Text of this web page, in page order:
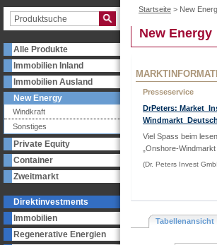
Alle Produkte
Immobilien Inland
Immobilien Ausland
New Energy
Windkraft
Sonstiges
Private Equity
Container
Zweitmarkt
Direktinvestments
Immobilien
Regenerative Energien
Startseite > New
New Energy
Presseservice
DrPeters:
Viel Spass beim
„Onshore-
(Dr. Peters Invest
Tabellenansicht